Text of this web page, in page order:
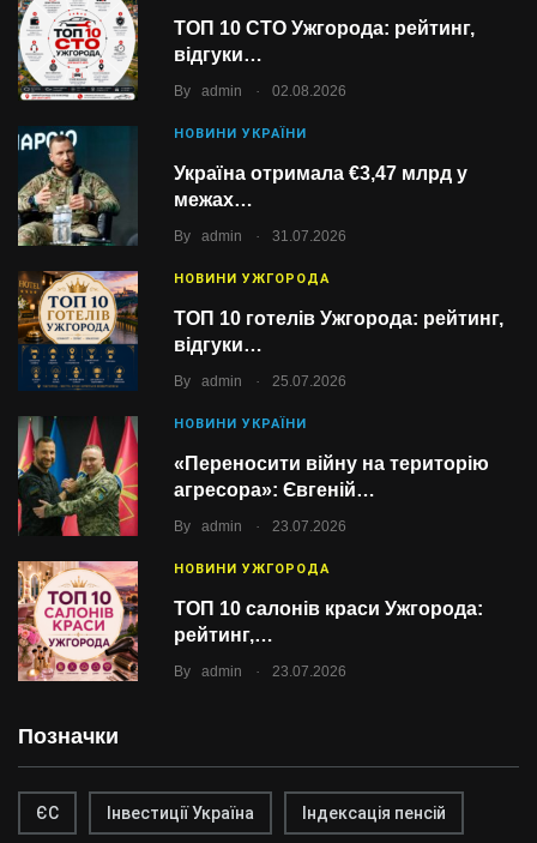
ТОП 10 СТО Ужгорода: рейтинг,
відгуки…
By admin . 02.08.2026
НОВИНИ УКРАЇНИ
Україна отримала €3,47 млрд у
межах…
By admin . 31.07.2026
НОВИНИ УЖГОРОДА
ТОП 10 готелів Ужгорода: рейтинг,
відгуки…
By admin . 25.07.2026
НОВИНИ УКРАЇНИ
«Переносити війну на територію
агресора»: Євгеній…
By admin . 23.07.2026
НОВИНИ УЖГОРОДА
ТОП 10 салонів краси Ужгорода:
рейтинг,…
By admin . 23.07.2026
Позначки
ЄС Інвестиції Україна Індексація пенсій